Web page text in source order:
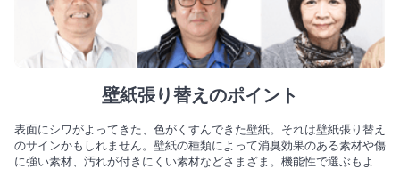
壁紙張り替えのポイント
表面にシワがよってきた、色がくすんできた壁紙。それは壁紙張り替え
のサインかもしれません。壁紙の種類によって消臭効果のある素材や傷
に強い素材、汚れが付きにくい素材などさまざま。機能性で選ぶもよ